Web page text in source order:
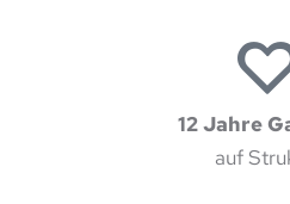
12 Jahre
auf